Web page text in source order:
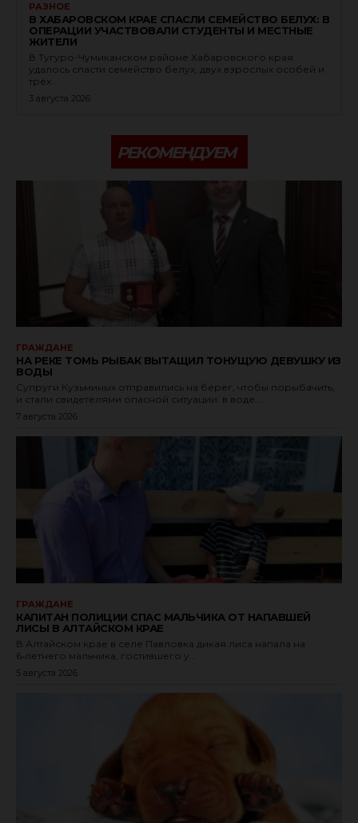
РАЗНОЕ
В ХАБАРОВСКОМ КРАЕ СПАСЛИ СЕМЕЙСТВО БЕЛУХ: В
ОПЕРАЦИИ УЧАСТВОВАЛИ СТУДЕНТЫ И МЕСТНЫЕ
ЖИТЕЛИ
В Тугуро-Чумиканском районе Хабаровского края
удалось спасти семейство белух, двух взрослых особей и
трёх...
3 августа 2026
РЕКОМЕНДУЕМ
ГРАЖДАНЕ
НА РЕКЕ ТОМЬ РЫБАК ВЫТАЩИЛ ТОНУЩУЮ ДЕВУШКУ ИЗ
ВОДЫ
Супруги Кузьминых отправились на берег, чтобы порыбачить,
и стали свидетелями опасной ситуации: в воде...
7 августа 2026
ГРАЖДАНЕ
КАПИТАН ПОЛИЦИИ СПАС МАЛЬЧИКА ОТ НАПАВШЕЙ
ЛИСЫ В АЛТАЙСКОМ КРАЕ
В Алтайском крае в селе Павловка дикая лиса напала на
6‑летнего мальчика, гостившего у...
5 августа 2026